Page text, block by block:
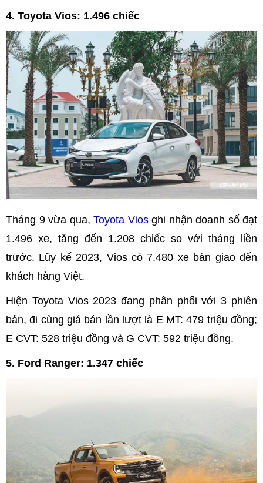
4. Toyota Vios: 1.496 chiếc
Tháng 9 vừa qua, Toyota Viosghi nhận doanh số đạt
1.496 xe, tăng đến 1.208 chiếc so với tháng liền
trước. Lũy kế 2023, Vios có 7.480 xe bàn giao đến
khách hàng Việt.
Hiện Toyota Vios 2023 đang phân phối với 3 phiên
bản, đi cùng giá bán lần lượt là E MT: 479 triệu đồng;
E CVT: 528 triệu đồng và G CVT: 592 triệu đồng.
5. Ford Ranger: 1.347 chiếc